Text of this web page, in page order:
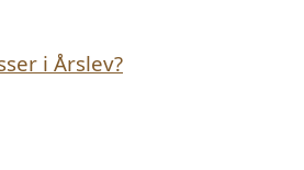
i Årslev?